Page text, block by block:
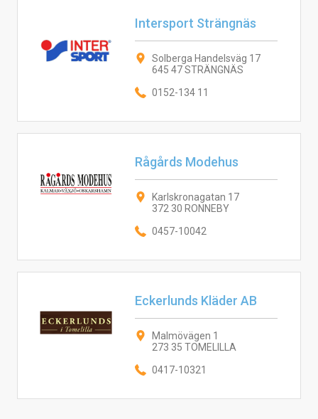
Intersport Strängnäs
Solberga Handelsväg 17
645 47 STRÄNGNÄS
0152-134 11
Rågårds Modehus
Karlskronagatan 17
372 30 RONNEBY
0457-10042
Eckerlunds Kläder AB
Malmövägen 1
273 35 TOMELILLA
0417-10321